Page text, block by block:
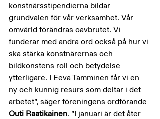
konstnärsstipendierna bildar
grundvalen för vår verksamhet. Vår
omvärld förändras oavbrutet. Vi
funderar med andra ord också på hur vi
ska stärka konstnärernas och
bildkonstens roll och betydelse
ytterligare. I Eeva Tamminen får vi en
ny och kunnig resurs som deltar i det
arbetet”, säger föreningens ordförande
Outi Raatikainen. ”I januari är det åter